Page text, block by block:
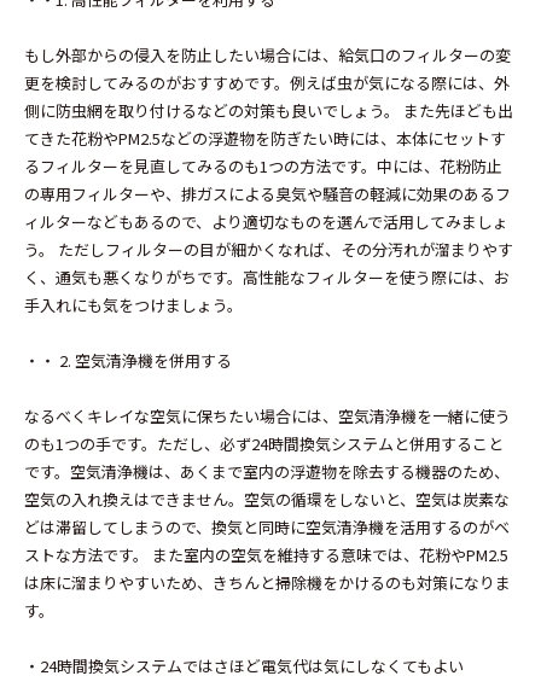
もし外部からの侵入を防止したい場合には、給気口のフィルターの変
更を検討してみるのがおすすめです。例えば虫が気になる際には、外
側に防虫網を取り付けるなどの対策も良いでしょう。 また先ほども出
てきた花粉やPM2.5などの浮遊物を防ぎたい時には、本体にセットす
るフィルターを見直してみるのも1つの方法です。中には、花粉防止
の専用フィルターや、排ガスによる臭気や騒音の軽減に効果のあるフ
ィルターなどもあるので、より適切なものを選んで活用してみましょ
う。 ただしフィルターの目が細かくなれば、その分汚れが溜まりやす
く、通気も悪くなりがちです。高性能なフィルターを使う際には、お
手入れにも気をつけましょう。
・・ 2. 空気清浄機を併用する
なるべくキレイな空気に保ちたい場合には、空気清浄機を一緒に使う
のも1つの手です。ただし、必ず24時間換気システムと併用すること
です。空気清浄機は、あくまで室内の浮遊物を除去する機器のため、
空気の入れ換えはできません。空気の循環をしないと、空気は炭素な
どは滞留してしまうので、換気と同時に空気清浄機を活用するのがベ
ストな方法です。 また室内の空気を維持する意味では、花粉やPM2.5
は床に溜まりやすいため、きちんと掃除機をかけるのも対策になりま
す。
・24時間換気システムではさほど電気代は気にしなくてもよい